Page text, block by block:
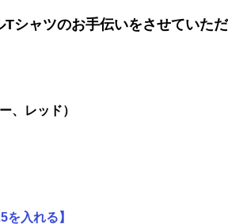
Tシャツのお手伝いをさせていた
、レッド）
入れる】